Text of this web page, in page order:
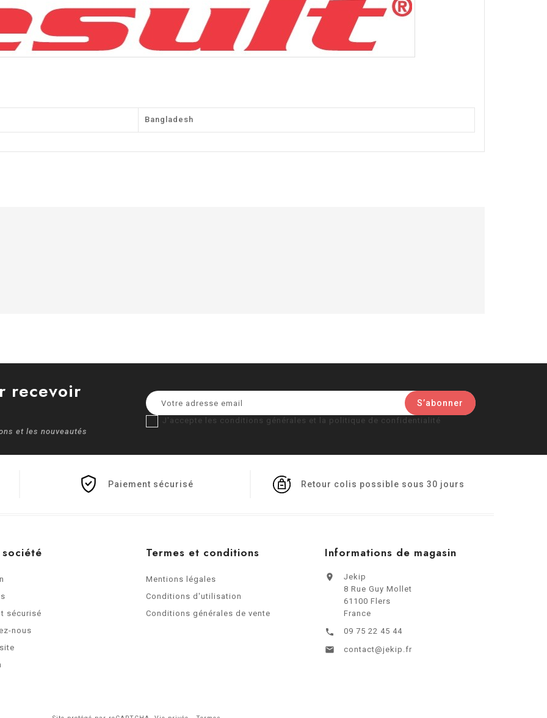
Bangladesh
recevoir
et les nouveautés
J'accepte les conditions générales et la politique de confidentialité
Paiement sécurisé Retour colis possible sous 30 jours
sécurisé
nous
Termes et conditions
Mentions légales
Conditions d'utilisation
Conditions générales de vente
Informations de magasin

Jekip
8 Rue Guy Mollet
61100 Flers
France
 09 75 22 45 44
 contact@jekip.fr